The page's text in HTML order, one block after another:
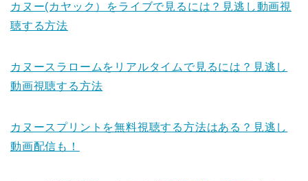
カヌー(カヤック）をライブで見るには？見逃し動画視
聴する方法
カヌースラロームをリアルタイムで見るには？見逃し
動画視聴する方法
カヌースプリントを無料視聴する方法はある？見逃し
動画配信も！